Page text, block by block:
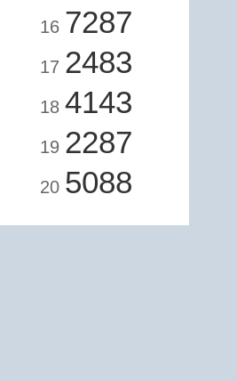
16 7287
17 2483
18 4143
19 2287
20 5088